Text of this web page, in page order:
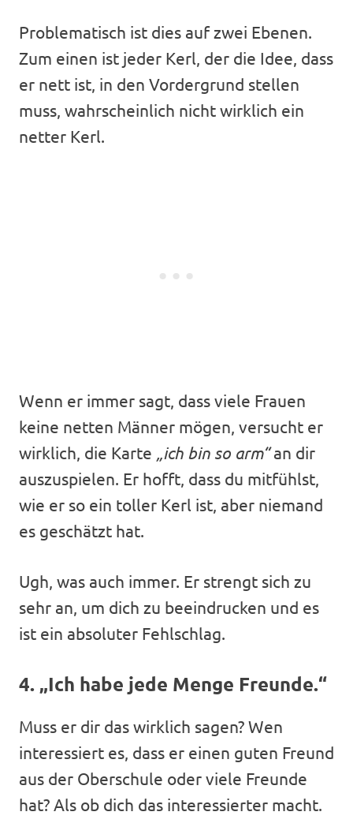
Problematisch ist dies auf zwei Ebenen.
Zum einen ist jeder Kerl, der die Idee, dass
er nett ist, in den Vordergrund stellen
muss, wahrscheinlich nicht wirklich ein
netter Kerl.
Wenn er immer sagt, dass viele Frauen
keine netten Männer mögen, versucht er
wirklich, die Karte „ich bin so arm“an dir
auszuspielen. Er hofft, dass du mitfühlst,
wie er so ein toller Kerl ist, aber niemand
es geschätzt hat.
Ugh, was auch immer. Er strengt sich zu
sehr an, um dich zu beeindrucken und es
ist ein absoluter Fehlschlag.
4. „Ich habe jede Menge Freunde.“
Muss er dir das wirklich sagen? Wen
interessiert es, dass er einen guten Freund
aus der Oberschule oder viele Freunde
hat? Als ob dich das interessierter macht.